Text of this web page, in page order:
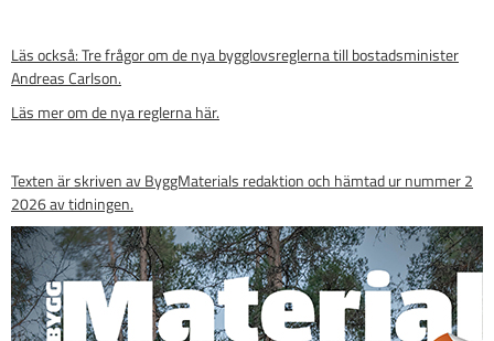
Läs också: Tre frågor om de nya bygglovsreglerna till bostadsminister
Andreas Carlson.
Läs mer om de nya reglerna här.
Texten är skriven av ByggMaterials redaktion och hämtad ur nummer 2
2026 av tidningen.